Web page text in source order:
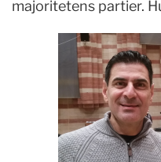
majoritetens partier.